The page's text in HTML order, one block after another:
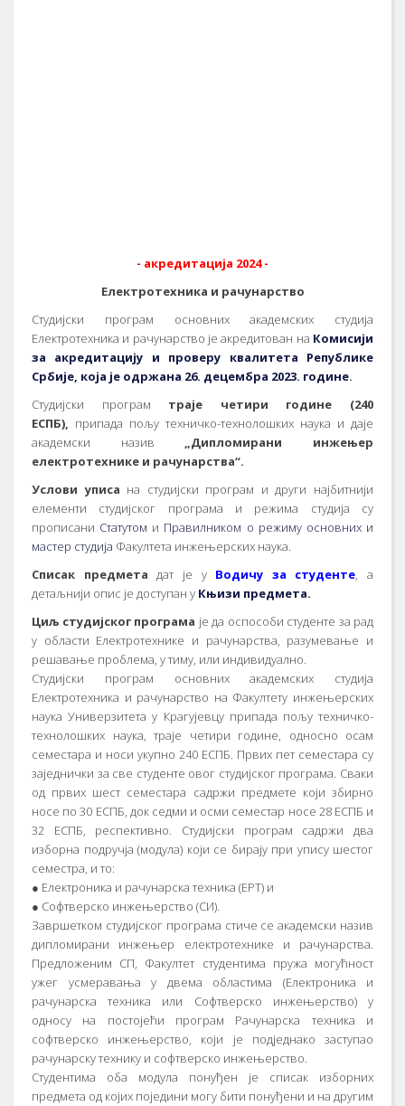
- акредитација 2024 -
Електротехника и рачунарство
Студијски програм основних академских студија
Електротехника и рачунарство je акредитован на Комисији
за акредитацију и проверу квалитета Републике
Србије, која је одржана 26. децембра 2023. године.
Студијски програм траје четири године (240
ЕСПБ), припада пољу техничко-технолошких наука и даје
академски назив „Дипломирани инжењер
електротехнике и рачунарства“.
Услови уписа на студијски програм и други најбитнији
елементи студијског програма и режима студија су
прописани Статутом и Правилником о режиму основних и
мастер студија Факултета инжењерских наука.
Списак предмета дат је у Водичу за студенте, а
детаљнији опис је доступан у Књизи предмета.
Циљ студијског програма је да оспособи студенте за рад
у области Електротехнике и рачунарства, разумевање и
решавање проблема, у тиму, или индивидуално.
Студијски програм основних академских студија
Електротехника и рачунарство на Факултету инжењерских
наука Универзитета у Крагујевцу припада пољу техничко-
технолошких наука, траје четири године, односно осам
семестара и носи укупно 240 ЕСПБ. Првих пет семестара су
заједнички за све студенте овог студијског програма. Сваки
од првих шест семестара садржи предмете који збирно
носе по 30 ЕСПБ, док седми и осми семестар носе 28 ЕСПБ и
32 ЕСПБ, респективно. Студијски програм садржи два
изборна подручја (модула) који се бирају при упису шестог
семестра, и то:
● Електроника и рачунарска техника (ЕРТ) и
● Софтверско инжењерство (СИ).
Завршетком студијског програма стиче се академски назив
дипломирани инжењер електротехнике и рачунарства.
Предложеним СП, Факултет студентима пружа могућност
ужег усмеравања у двема областима (Електроника и
рачунарска техника или Софтверско инжењерство) у
односу на постојећи програм Рачунарска техника и
софтверско инжењерство, који је подједнако заступао
рачунарску технику и софтверско инжењерство.
Студентима оба модула понуђен је списак изборних
предмета од којих поједини могу бити понуђени и на другим